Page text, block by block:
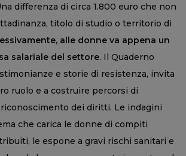
differenza di circa 1.800 euro che non
titolo di studio o territorio di
alle donne va appena un
salariale del settore. Il Quaderno
e storie di resistenza, invita
ruolo e a costruire percorsi di
dei diritti. Le indagini
che carica le donne di compiti
le espone a gravi rischi sanitari e